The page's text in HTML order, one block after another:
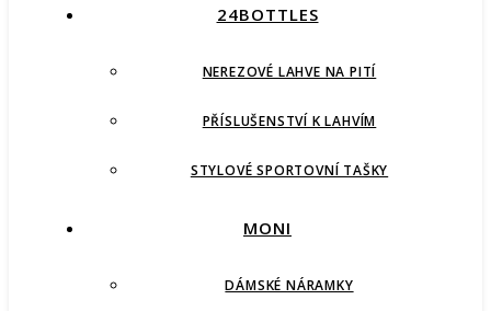
24BOTTLES
NEREZOVÉ LAHVE NA PITÍ
PŘÍSLUŠENSTVÍ K LAHVÍM
STYLOVÉ SPORTOVNÍ TAŠKY
MONI
DÁMSKÉ NÁRAMKY